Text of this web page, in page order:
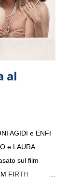
Järvi (affiancato
al
AGIDI e ENFI
e LAURA
sul film
FIRTH